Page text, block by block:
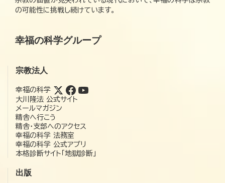
の可能性に挑戦し続けています。
幸福の科学グループ
宗教法人
幸福の科学
大川隆法 公式サイト
メールマガジン
精舎へ行こう
精舎・支部へのアクセス
幸福の科学 法務室
幸福の科学 公式アプリ
本格診断サイト「地獄診断」
出版